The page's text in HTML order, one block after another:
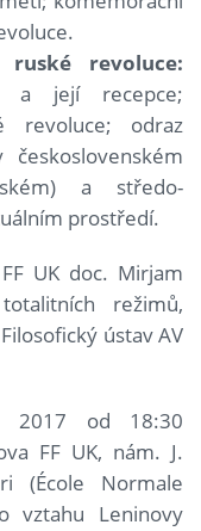
revoluce:
a její recepce;
revoluce; odraz
a středo-
prostředí.
UK doc. Mirjam
režimů,
ústav AV
2017 od 18:30
FF UK, nám. J.
(École Normale
vztahu Leninovy